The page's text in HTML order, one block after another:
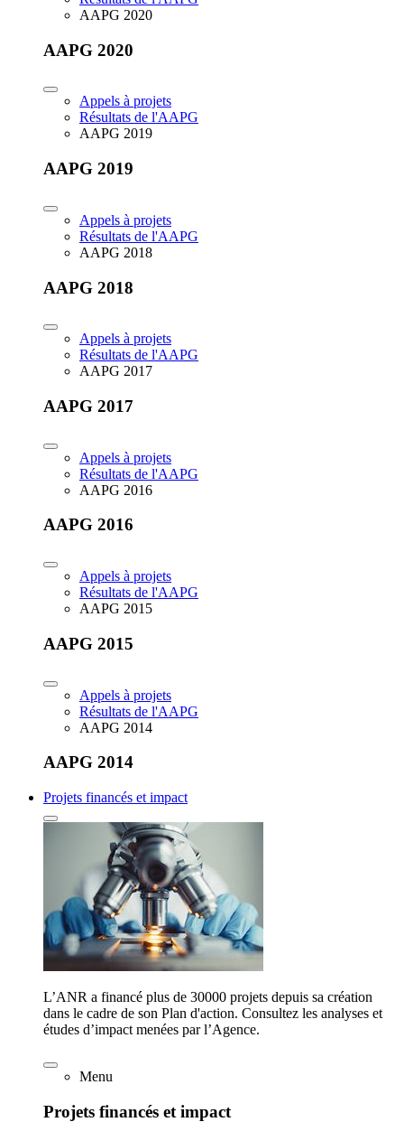
AAPG 2020
AAPG 2020
Appels à projets
Résultats de l'AAPG
AAPG 2019
AAPG 2019
Appels à projets
Résultats de l'AAPG
AAPG 2018
AAPG 2018
Appels à projets
Résultats de l'AAPG
AAPG 2017
AAPG 2017
Appels à projets
Résultats de l'AAPG
AAPG 2016
AAPG 2016
Appels à projets
Résultats de l'AAPG
AAPG 2015
AAPG 2015
Appels à projets
Résultats de l'AAPG
AAPG 2014
AAPG 2014
Projets financés et impact
L’ANR a financé plus de 30000 projets depuis sa création
dans le cadre de son Plan d'action. Consultez les analyses et
études d’impact menées par l’Agence.
Menu
Projets financés et impact